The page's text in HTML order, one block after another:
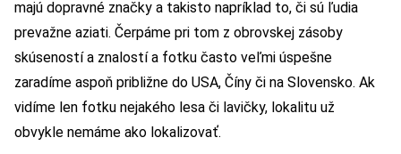
majú dopravné značky a takisto napríklad to, či sú ľudia
prevažne aziati. Čerpáme pri tom z obrovskej zásoby
skúseností a znalostí a fotku často veľmi úspešne
zaradíme aspoň približne do USA, Číny či na Slovensko. Ak
vidíme len fotku nejakého lesa či lavičky, lokalitu už
obvykle nemáme ako lokalizovať.